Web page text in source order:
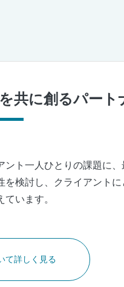
共に創るパート
ト一人ひとりの課題に
検討し、クライアント
ています。
て詳しく見る